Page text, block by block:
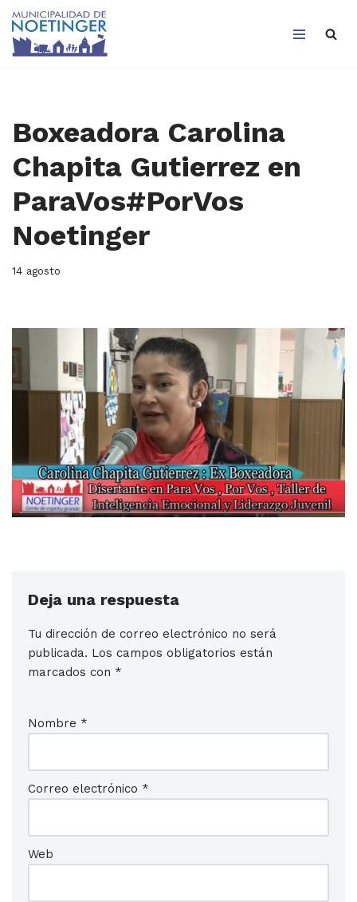
Saltar
Boxeadora Carolina
Chapita Gutierrez en
ParaVos#PorVos
Noetinger
14 agosto
Deja una respuesta
Tu dirección de correo electrónico no será
publicada. Los campos obligatorios están
marcados con *
Nombre *
Correo electrónico *
Web